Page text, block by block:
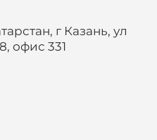
г Казань, ул
офис 331